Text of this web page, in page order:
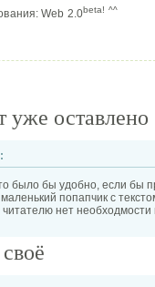
Web 2.0beta! ^^
уже оставлено
было бы удобно, если бы
попапчик с
нет необходмости